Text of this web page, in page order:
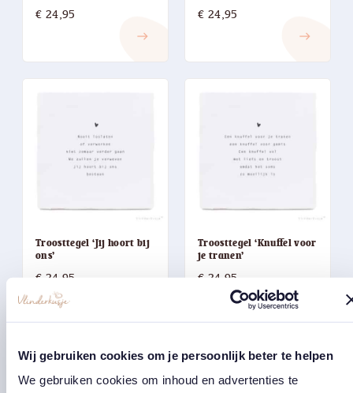
Wij gebruiken cookies om je persoonlijk beter te helpen
We gebruiken cookies om inhoud en advertenties te
€ 24,95
east
€ 24,95
east
Troosttegel ‘Jij hoort bij
ons’
€ 24,95
Troosttegel ‘Knuffel voor
je tranen’
€ 24,95